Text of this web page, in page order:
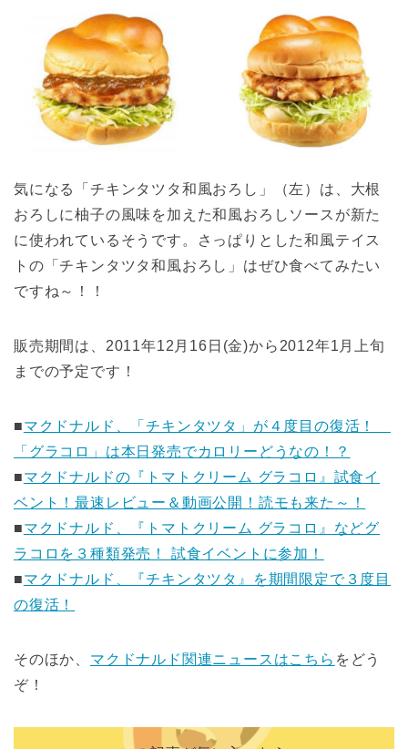
気になる「チキンタツタ和風おろし」（左）は、大根
おろしに柚子の風味を加えた和風おろしソースが新た
に使われているそうです。さっぱりとした和風テイス
トの「チキンタツタ和風おろし」はぜひ食べてみたい
ですね～！！
販売期間は、2011年12月16日(金)から2012年1月上旬
までの予定です！
■マクドナルド、「チキンタツタ」が４度目の復活！
「グラコロ」は本日発売でカロリーどうなの！？
■マクドナルドの『トマトクリーム グラコロ』試食イ
ベント！最速レビュー＆動画公開！読モも来た～！
■マクドナルド、『トマトクリーム グラコロ』などグ
ラコロを３種類発売！ 試食イベントに参加！
■マクドナルド、『チキンタツタ』を期間限定で３度目
の復活！
そのほか、 マクドナルド関連ニュースはこちら をどう
ぞ！